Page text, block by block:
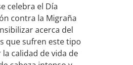
celebra el Día
contra la Migraña
acerca del
que sufren este tipo
calidad de vida de